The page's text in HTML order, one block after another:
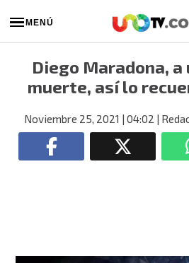
MENÚ
Diego Maradona, a
muerte, así lo
Noviembre 25, 2021 | 04:02 |